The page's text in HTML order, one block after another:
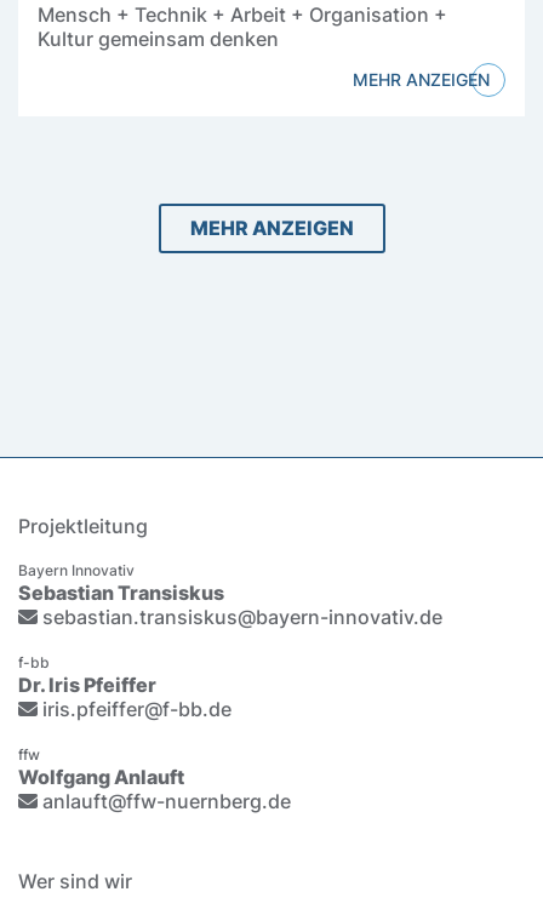
Mensch + Technik + Arbeit + Organisation +
Kultur gemeinsam denken
MEHR ANZEIGEN
MEHR ANZEIGEN
Projektleitung
Bayern Innovativ
Sebastian Transiskus
sebastian.transiskus@bayern-innovativ.de
f-bb
Dr. Iris Pfeiffer
iris.pfeiffer@f-bb.de
ffw
Wolfgang Anlauft
anlauft@ffw-nuernberg.de
Wer sind wir